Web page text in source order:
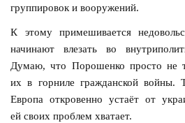
группировок и вооружений.
К этому примешивается
начинают влезать во
Думаю, что Порошенко просто не
их в горниле гражданской войны.
Европа откровенно устаёт от
ей своих проблем хватает.